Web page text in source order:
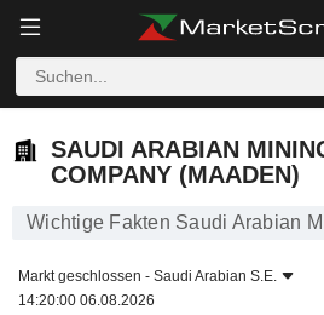
SAUDI ARABIAN
COMPANY (MAADEN)
Wichtige Fakten Saudi Arabian
Markt geschlossen - Saudi Arabian S.E.
14:20:00 06.08.2026